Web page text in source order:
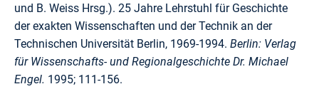
und B. Weiss Hrsg.). 25 Jahre Lehrstuhl für Geschichte
der exakten Wissenschaften und der Technik an der
Technischen Universität Berlin, 1969-1994. Berlin: Verlag
für Wissenschafts- und Regionalgeschichte Dr. Michael
Engel. 1995; 111-156.